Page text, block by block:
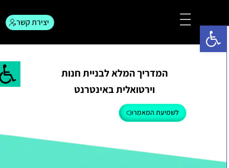
יצירת קשר
המדריך המלא לבניית חנות
וירטואלית באינטרנט
לשמיעת המאמר
פתח סרגל נגישות